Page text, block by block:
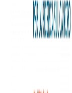
Rotary. È
scientifica e di
lotta contro
da
la Ricerca sul